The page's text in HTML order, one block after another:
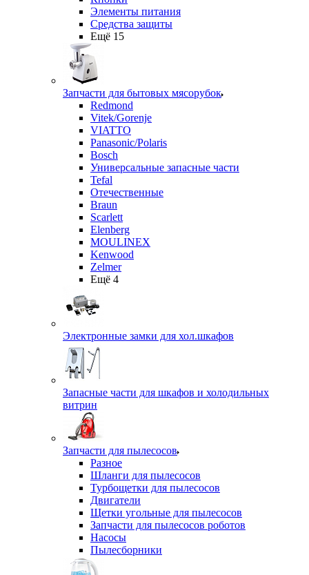
Элементы питания
Средства защиты
Ещё 15
Запчасти для бытовых мясорубок
Redmond
Vitek/Gorenje
VIATTO
Panasonic/Polaris
Bosch
Универсальные запасные части
Tefal
Отечественные
Braun
Scarlett
Elenberg
MOULINEX
Kenwood
Zelmer
Ещё 4
Электронные замки для хол.шкафов
Запасные части для шкафов и холодильных
витрин
Запчасти для пылесосов
Разное
Шланги для пылесосов
Турбощетки для пылесосов
Двигатели
Щетки угольные для пылесосов
Запчасти для пылесосов роботов
Насосы
Пылесборники